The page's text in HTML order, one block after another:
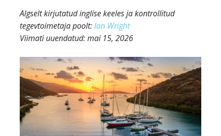
Algselt kirjutatud inglise keeles ja kontrollitud
tegevtoimetaja poolt:Ian Wright
Viimati uuendatud:mai 15, 2026